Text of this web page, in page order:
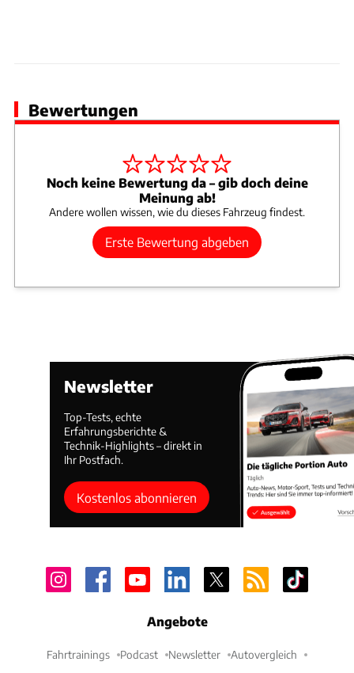
Bewertungen
Noch keine Bewertung da – gib doch deine
Meinung ab!
Andere wollen wissen, wie du dieses Fahrzeug findest.
Erste Bewertung abgeben
Newsletter
Top-Tests, echte
Erfahrungsberichte &
Technik-Highlights – direkt in
Ihr Postfach.
Kostenlos abonnieren
Angebote
Fahrtrainings Podcast Newsletter Autovergleich